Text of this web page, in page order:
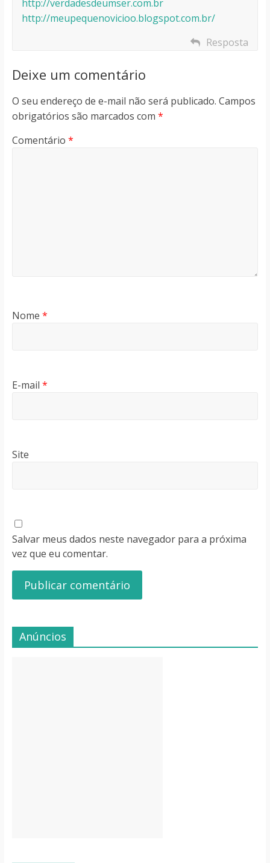
http://verdadesdeumser.com.br
http://meupequenovicioo.blogspot.com.br/
Resposta
Deixe um comentário
O seu endereço de e-mail não será publicado. Campos
obrigatórios são marcados com *
Comentário *
Nome *
E-mail *
Site
Salvar meus dados neste navegador para a próxima
vez que eu comentar.
Anúncios